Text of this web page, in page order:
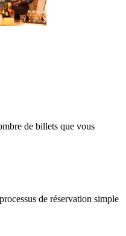
de billets que vous
de réservation simple